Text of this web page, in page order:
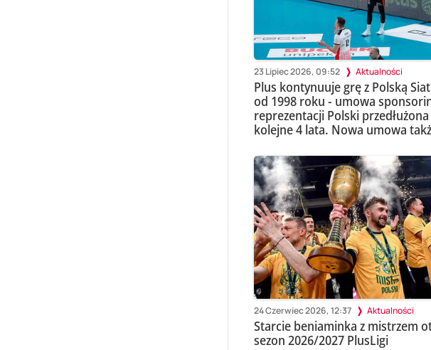
23 Lipiec 2026, 09:52 Aktualności
Plus kontynuuje grę z Polską
od 1998 roku - umowa
reprezentacji Polski
kolejne 4 lata. Nowa umowa
24 Czerwiec 2026, 12:37 Aktualności
Starcie beniaminka z mistrzem
sezon 2026/2027 PlusLigi